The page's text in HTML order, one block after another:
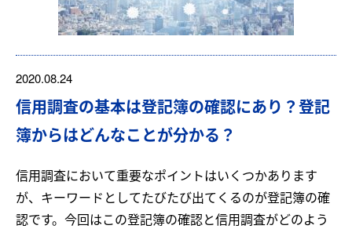
2020.08.24
信用調査の基本は登記簿の確認にあり？登記
簿からはどんなことが分かる？
信用調査において重要なポイントはいくつかあります
が、キーワードとしてたびたび出てくるのが登記簿の確
認です。今回はこの登記簿の確認と信用調査がどのよう